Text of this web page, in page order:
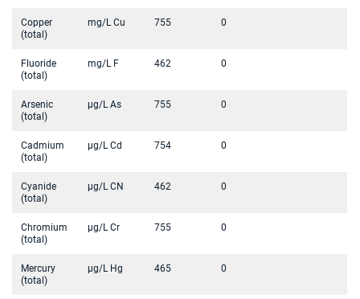
Copper
(total)
mg/L Cu 755 0
Fluoride
(total)
mg/L F 462 0
Arsenic
(total)
µg/L As 755 0
Cadmium
(total)
µg/L Cd 754 0
Cyanide
(total)
µg/L CN 462 0
Chromium
(total)
µg/L Cr 755 0
Mercury
(total)
µg/L Hg 465 0